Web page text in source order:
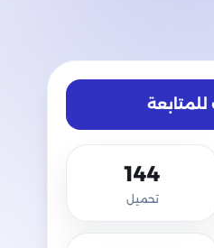
144
تحميل